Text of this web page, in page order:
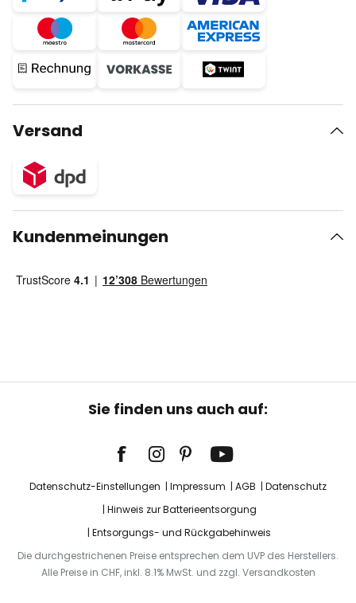
Versand
Kundenmeinungen
Sie finden uns auch auf:
Datenschutz-Einstellungen Impressum AGB
Datenschutz
Hinweis zur Batterieentsorgung
Entsorgungs- und Rückgabehinweis
Die durchgestrichenen Preise entsprechen dem UVP des Herstellers.
Alle Preise in CHF, inkl. 8.1% MwSt. und zzgl. Versandkosten